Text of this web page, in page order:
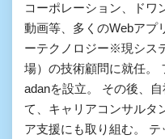
コーポレーション、ドワ
動画等、多くのWebアプ
ーテクノロジー※現シス
場）の技術顧問に就任。
adanを設立。 その後、
て、キャリアコンサルタ
ア支援にも取り組む。